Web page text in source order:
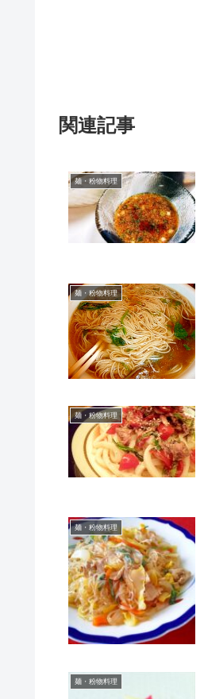
関連記事
麺・粉物料理
麺・粉物料理
麺・粉物料理
麺・粉物料理
麺・粉物料理